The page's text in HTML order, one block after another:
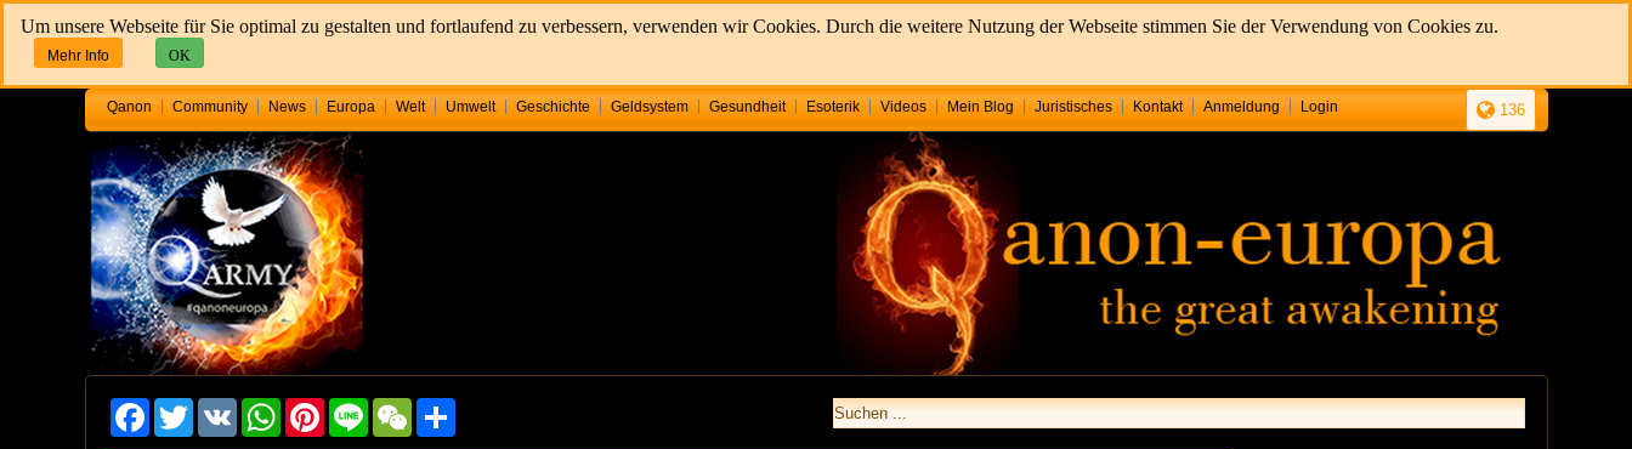
Um unsere Webseite für Sie optimal zu gestalten und fortlaufend zu verbessern, verwenden wir Cookies. Durch die weitere Nutzung der Webseite stimmen Sie der Verwendung von Cookies zu.
Mehr Info OK
136
Qanon Community News Europa Welt Umwelt Geschichte Geldsystem Gesundheit Esoterik Videos Mein Blog Juristisches Kontakt Anmeldung Login
FacebookTwitterVK WhatsAppPinterest
Line WeChatShare